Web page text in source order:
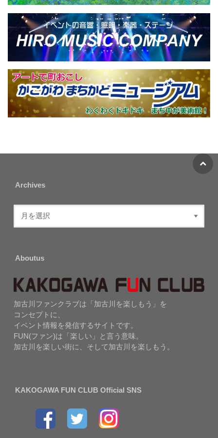
Archives
Aboutus
加古川ファンクラブは「加古川を楽しもう」を
コンセプトに、
イベント情報を発信するサイトです。
FUN(ファン)は「楽しい」と言う意味。
加古川を楽しい街に、そして加古川を楽しもう。
KAKOGAWA FUN CLUB Official SNS